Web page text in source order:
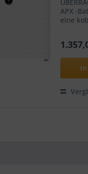
APX -
eine
und